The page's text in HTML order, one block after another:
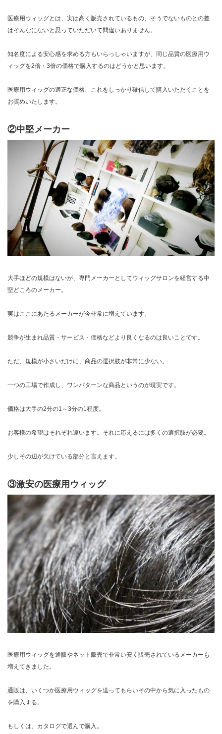
医療用ウィッグとは、実は高く販売されているもの、そうでないものとの差
はそんなにないと思っていただいて間違いありません。
知名度による安心感を求める方もいらっしゃいますが、同じ品質の医療用ウ
ィッグを2倍・3倍の価格で購入するのはどうかと思います。
医療用ウィッグの適正な価格、これをしっかり確信して購入いただくことを
お奨めいたします。
②中堅メーカー
大手ほどの規模はないが、専門メーカーとしてウィッグサロンを経営する中
堅どころのメーカー。
実はここにあたるメーカーが今非常に増えています。
競争が生まれ品質・サービス・価格などより良くなるのは良いことです。
ただ、規模が小さいだけに、商品の選択肢が非常に少ない。
一つの工場で作成し、ワンパターンな商品というのが現実です。
価格は大手の2分の1～3分の1程度。
お客様の希望はそれぞれ違います。それに応えるには多くの選択肢が必要。
少しその辺が欠けている部分と言えます。
③激安の医療用ウィッグ
医療用ウィッグを通販やネット販売で非常い安く販売されているメーカーも
増えてきました。
通販は、いくつか医療用ウィッグを送ってもらいその中から気に入ったもの
を購入する。
もしくは、カタログで選んで購入。